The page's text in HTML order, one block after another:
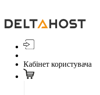
Кабінет користувача